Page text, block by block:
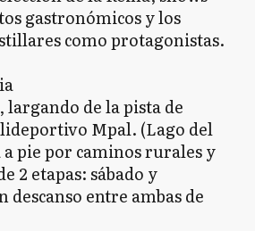
gastronómicos y los
como protagonistas.
largando de la pista de
Mpal. (Lago del
pie por caminos rurales y
2 etapas: sábado y
entre ambas de